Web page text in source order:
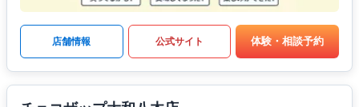
店舗情報 公式サイト 体験・相談予約